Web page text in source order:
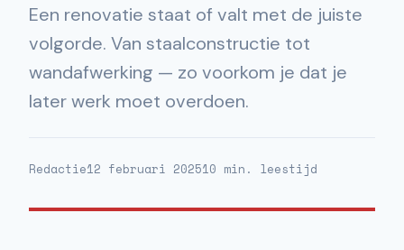
Een renovatie staat of valt met de juiste
volgorde. Van staalconstructie tot
wandafwerking — zo voorkom je dat je
later werk moet overdoen.
Redactie12 februari 202510 min. leestijd